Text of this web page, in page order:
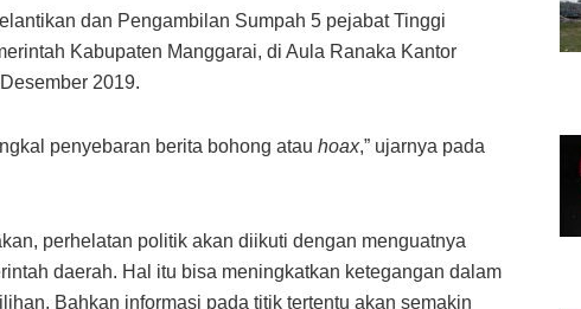
dan Pengambilan Sumpah 5 pejabat Tinggi
Kabupaten Manggarai, di Aula Ranaka Kantor
2019.
penyebaran berita bohong atau hoax,” ujarnya pada
perhelatan politik akan diikuti dengan menguatnya
daerah. Hal itu bisa meningkatkan ketegangan dalam
Bahkan informasi pada titik tertentu akan semakin